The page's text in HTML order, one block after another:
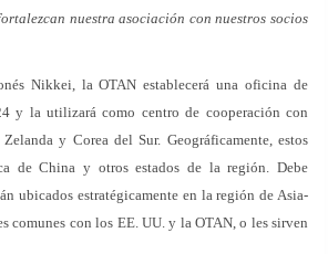
nuestra asociación con nuestros socios
Nikkei, la OTAN establecerá una oficina de
y la utilizará como centro de cooperación con
y Corea del Sur. Geográficamente, estos
de China y otros estados de la región. Debe
ubicados estratégicamente en la región de Asia-
comunes con los EE. UU. y la OTAN, o les sirven